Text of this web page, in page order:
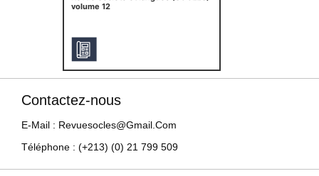
volume 12
Contactez-nous
E-Mail : Revuesocles@gmail.com
Téléphone : (+213) (0) 21 799 509